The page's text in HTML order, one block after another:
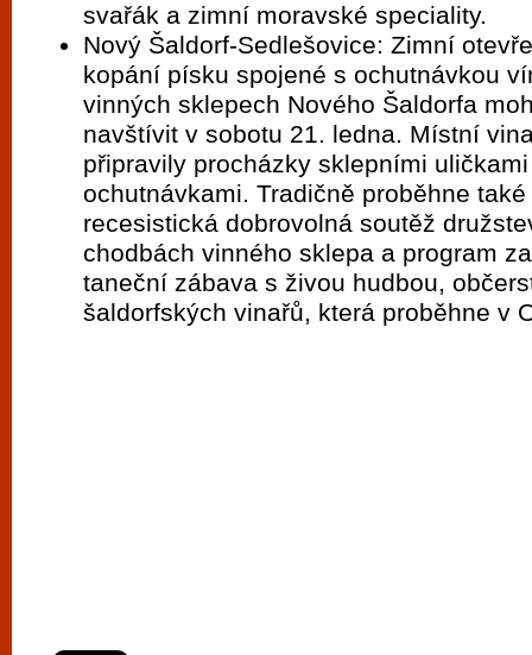
svařák a zimní moravské speciality.
Nový Šaldorf-Sedlešovice: Zimní
kopání písku spojené s ochutnávkou
vinných sklepech Nového Šaldorfa
navštívit v sobotu 21. ledna. Místní
připravily procházky sklepními
ochutnávkami. Tradičně proběhne
recesistická dobrovolná soutěž
chodbách vinného sklepa a program
taneční zábava s živou hudbou,
šaldorfských vinařů, která proběhne v